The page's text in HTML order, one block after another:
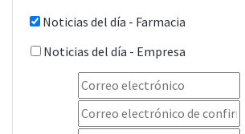
Noticias del día - Farmacia
Noticias del día - Empresa